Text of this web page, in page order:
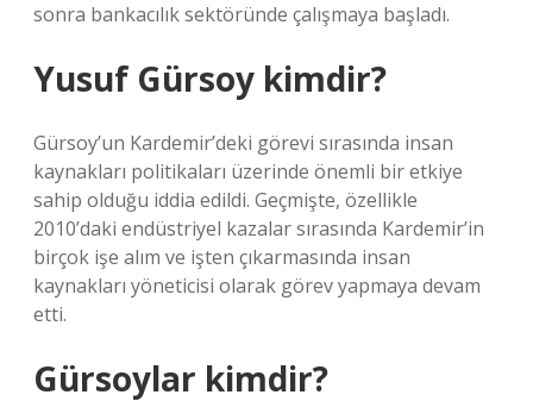
sonra bankacılık sektöründe çalışmaya başladı.
Yusuf Gürsoy kimdir?
Gürsoy’un Kardemir’deki görevi sırasında insan
kaynakları politikaları üzerinde önemli bir etkiye
sahip olduğu iddia edildi. Geçmişte, özellikle
2010’daki endüstriyel kazalar sırasında Kardemir’in
birçok işe alım ve işten çıkarmasında insan
kaynakları yöneticisi olarak görev yapmaya devam
etti.
Gürsoylar kimdir?